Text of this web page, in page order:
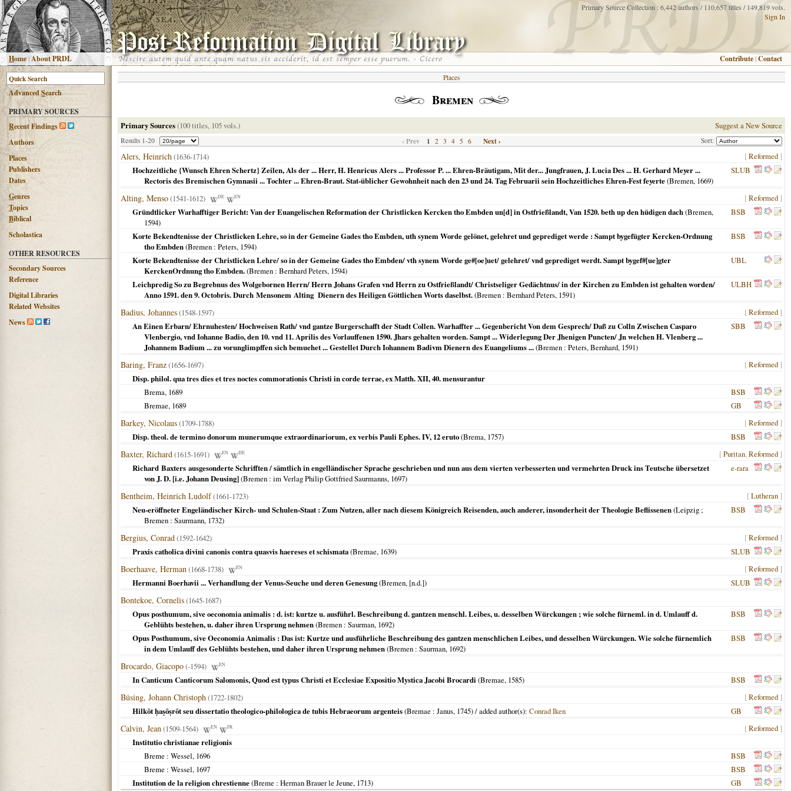
Home |About PRDL
Primary Source Collection : 6,442 authors / 110,657 titles / 149,819 vols.
Sign In
Contribute |Contact
AdvancedSearch
PRIMARY SOURCES
Recent Findings
Authors
Places
Publishers
Dates
Genres
Topics
Biblical
Scholastica
OTHER RESOURCES
Secondary Sources
Reference
Digital Libraries
Related Websites
News
Places
Bremen
Primary Sources(100 titles, 105 vols.) Suggest a New Source
Results 1-20 Sort:
‹ Prev 1 2 3 4 5 6 Next ›
Alers, Heinrich(1636-1714) [Reformed ]
Hochzeitliche {Wunsch Ehren Schertz} Zeilen, Als der ... Herr, H. Henricus Alers ... Professor P. ... Ehren-Bräutigam, Mit der... Jungfrauen, J. Lucia Des ... H. Gerhard Meyer ...
Rectoris des Bremischen Gymnasii ... Tochter ... Ehren-Braut. Stat-üblicher Gewohnheit nach den 23 und 24. Tag Februarii sein Hochzeitliches Ehren-Fest feyerte(Bremen, 1669)
SLUB
Alting, Menso(1541-1612) DE EN [Reformed ]
Gründtlicker Warhafftiger Bericht: Van der Euangelischen Reformation der Christlicken Kercken tho Embden un[d] in Ostfrießlandt, Van 1520. beth up den hüdigen dach(Bremen,
1594)
BSB
Korte Bekendtenisse der Christlicken Lehre, so in der Gemeine Gades tho Embden, uth synem Worde gelönet, gelehret und geprediget werde : Sampt bygefügter Kercken-Ordnung
tho Embden(Bremen : Peters, 1594)
BSB
Korte Bekendtenisse der Christlicken Lehre/ so in der Gemeine Gades tho Embden/ vth synem Worde ge#[oe]uet/ gelehret/ vnd geprediget werdt. Sampt bygef#[ue]gter
KerckenOrdnung tho Embden.(Bremen : Bernhard Peters, 1594)
UBL
Leichpredig So zu Begrebnus des Wolgebornen Herrn/ Herrn Johans Grafen vnd Herrn zu Ostfrießlandt/ Christseliger Gedächtnus/ in der Kirchen zu Embden ist gehalten worden/
Anno 1591. den 9. Octobris. Durch Mensonem Alting Dienern des Heiligen Göttlichen Worts daselbst.(Bremen : Bernhard Peters, 1591)
ULBH
Badius, Johannes(1548-1597) [Reformed ]
An Einen Erbarn/ Ehrnuhesten/ Hochweisen Rath/ vnd gantze Burgerschafft der Stadt Collen. Warhaffter ... Gegenbericht Von dem Gesprech/ Daß zu Colln Zwischen Casparo
Vlenbergio, vnd Iohanne Badio, den 10. vnd 11. Aprilis des Vorlauffenen 1590. Jhars gehalten worden. Sampt ... Widerlegung Der Jhenigen Puncten/ Jn welchen H. Vlenberg ...
Johannem Badium ... zu vorunglimpffen sich bemuehet ... Gestellet Durch Iohannem Badivm Dienern des Euangeliums ...(Bremen : Peters, Bernhard, 1591)
SBB
Baring, Franz(1656-1697) [Reformed ]
Disp. philol. qua tres dies et tres noctes commorationis Christi in corde terrae, ex Matth. XII, 40. mensurantur
Brema, 1689
BSB
Bremae, 1689 GB
Barkey, Nicolaus(1709-1788) [Reformed ]
Disp. theol. de termino donorum munerumque extraordinariorum, ex verbis Pauli Ephes. IV, 12 eruto(Brema, 1757) BSB
Baxter, Richard(1615-1691) EN DE [Puritan,Reformed ]
Richard Baxters ausgesonderte Schrifften / sämtlich in engelländischer Sprache geschrieben und nun aus dem vierten verbesserten und vermehrten Druck ins Teutsche übersetzet
von J. D. [i.e. Johann Deusing](Bremen : im Verlag Philip Gottfried Saurmanns, 1697)
e-rara
Bentheim, Heinrich Ludolf(1661-1723) [Lutheran ]
Neu-eröffneter Engeländischer Kirch- und Schulen-Staat : Zum Nutzen, aller nach diesem Königreich Reisenden, auch anderer, insonderheit der Theologie Beflissenen(Leipzig ;
Bremen : Saurmann, 1732)
BSB
Bergius, Conrad(1592-1642) [Reformed ]
Praxis catholica divini canonis contra quasvis haereses et schismata(Bremae, 1639) SLUB
Boerhaave, Herman(1668-1738) EN [Reformed ]
Hermanni Boerhavii ... Verhandlung der Venus-Seuche und deren Genesung(Bremen, [n.d.]) SLUB
Bontekoe, Cornelis(1645-1687)
Opus posthumum, sive oeconomia animalis : d. ist: kurtze u. ausführl. Beschreibung d. gantzen menschl. Leibes, u. desselben Würckungen ; wie solche fürneml. in d. Umlauff d.
Geblühts bestehen, u. daher ihren Ursprung nehmen(Bremen : Saurman, 1692)
BSB
Opus Posthumum, sive Oeconomia Animalis : Das ist: Kurtze und ausführliche Beschreibung des gantzen menschlichen Leibes, und desselben Würckungen. Wie solche fürnemlich
in dem Umlauff des Geblühts bestehen, und daher ihren Ursprung nehmen(Bremen : Saurman, 1692)
BSB
Brocardo, Giacopo(-1594) EN
In Canticum Canticorum Salomonis, Quod est typus Christi et Ecclesiae Expositio Mystica Jacobi Brocardi (Bremae, 1585) BSB
Büsing, Johann Christoph(1722-1802) [Reformed ]
Hilkôt ḥaṣôṣrôt seu dissertatio theologico-philologica de tubis Hebraeorum argenteis(Bremae : Janus, 1745) / added author(s): Conrad Iken GB
Calvin, Jean(1509-1564) EN FR [Reformed ]
Institutio christianae religionis
Breme : Wessel, 1696
BSB
Breme : Wessel, 1697
BSB
Institution de la religion chrestienne(Breme : Herman Brauer le Jeune, 1713) GB